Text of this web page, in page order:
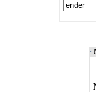
·